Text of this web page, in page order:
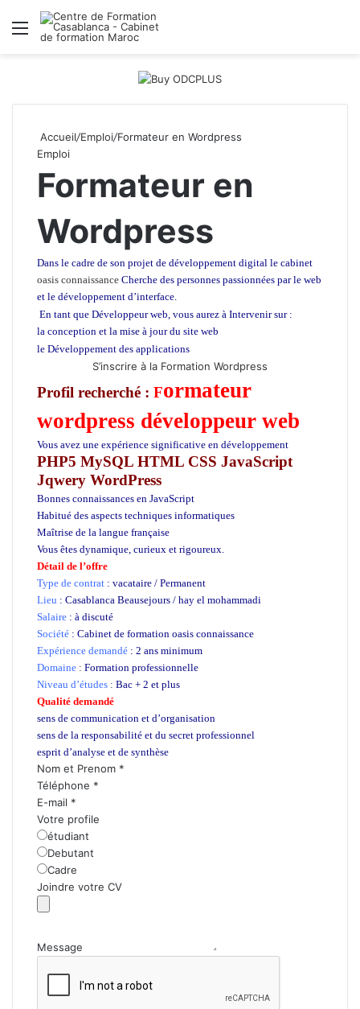
Menu
Accueil/Emploi/Formateur en Wordpress
Emploi
Formateur en
Wordpress
Dans le cadre de son projet de développement digital le cabinet
oasis connaissance Cherche des personnes passionnées par le web
et le développement d’interface.
En tant que Développeur web, vous aurez à Intervenir sur :
la conception et la mise à jour du site web
le Développement des applications
S’inscrire à la Formation Wordpress
Profil recherché : Formateur
wordpress développeur web
Vous avez une expérience significative en développement
PHP5 MySQL HTML CSS JavaScript
Jqwery WordPress
Bonnes connaissances en JavaScript
Habitué des aspects techniques informatiques
Maîtrise de la langue française
Vous êtes dynamique, curieux et rigoureux.
Détail de l’offre
Type de contrat : vacataire / Permanent
Lieu : Casablanca Beausejours / hay el mohammadi
Salaire : à discuté
Société : Cabinet de formation oasis connaissance
Expérience demandé : 2 ans minimum
Domaine : Formation professionnelle
Niveau d’études : Bac + 2 et plus
Qualité demandé
sens de communication et d’organisation
sens de la responsabilité et du secret professionnel
esprit d’analyse et de synthèse
Nom et Prenom *
Téléphone *
E-mail *
Votre profile
étudiant
Debutant
Cadre
Joindre votre CV
Message